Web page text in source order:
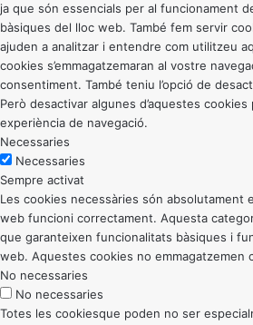
ja que són essencials per al funcionament
bàsiques del lloc web. També fem servir
ajuden a analitzar i entendre com utilitzeu
cookies s’emmagatzemaran al vostre
consentiment. També teniu l’opció de
Però desactivar algunes d’aquestes
experiència de navegació.
Necessaries
Necessaries
Sempre activat
Les cookies necessàries són absolutament
web funcioni correctament. Aquesta
que garanteixen funcionalitats bàsiques i
web. Aquestes cookies no emmagatzemen
No necessaries
No necessaries
Totes les cookiesque poden no ser